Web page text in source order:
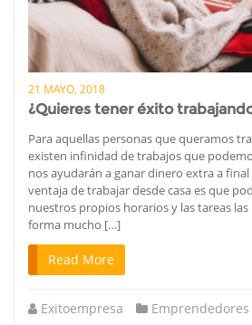
21 MAYO, 2018
¿Quieres tener éxito
Para aquellas personas que queramos
existen infinidad de trabajos que
nos ayudarán a ganar dinero extra a final
ventaja de trabajar desde casa es que
nuestros propios horarios y las tareas
forma mucho […]
Read More
Exitoempresa Emprendedores